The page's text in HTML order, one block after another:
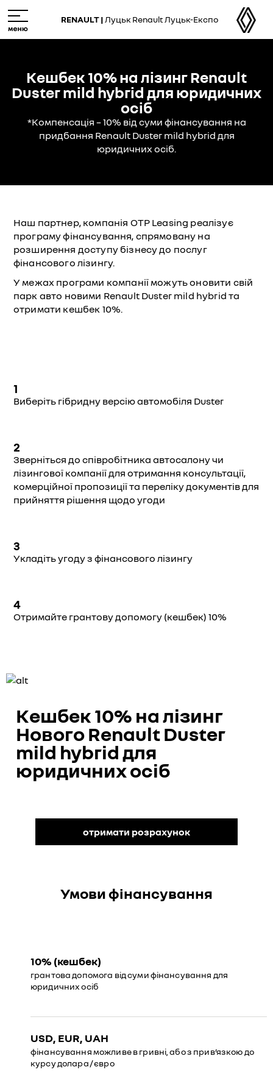
to
main
RENAULT | Луцьк Renault Луцьк-Експо
Кешбек 10% на лізинг Renault
Duster mild hybrid для юридичних
осіб
*Компенсація – 10% від суми фінансування на
придбання Renault Duster mild hybrid для
юридичних осіб.
Наш партнер, компанія OTP Leasing реалізує
програму фінансування, спрямовану на
розширення доступу бізнесу до послуг
фінансового лізингу.
У межах програми компанії можуть оновити свій
парк авто новими Renault Duster mild hybrid та
отримати кешбек 10%.
1
Виберіть гібридну версію автомобіля Duster
2
Зверніться до співробітника автосалону чи
лізингової компанії для отримання консультації,
комерційної пропозиції та переліку документів для
прийняття рішення щодо угоди
3
Укладіть угоду з фінансового лізингу
4
Отримайте грантову допомогу (кешбек) 10%
Кешбек 10% на лізинг
Нового Renault Duster
mild hybrid для
юридичних осіб
отримати розрахунок
Умови фінансування
10% (кешбек)
грантова допомога від суми фінансування для
юридичних осіб
USD, EUR, UAH
фінансування можливе в гривні, або з прив’язкою до
курсу долара / євро